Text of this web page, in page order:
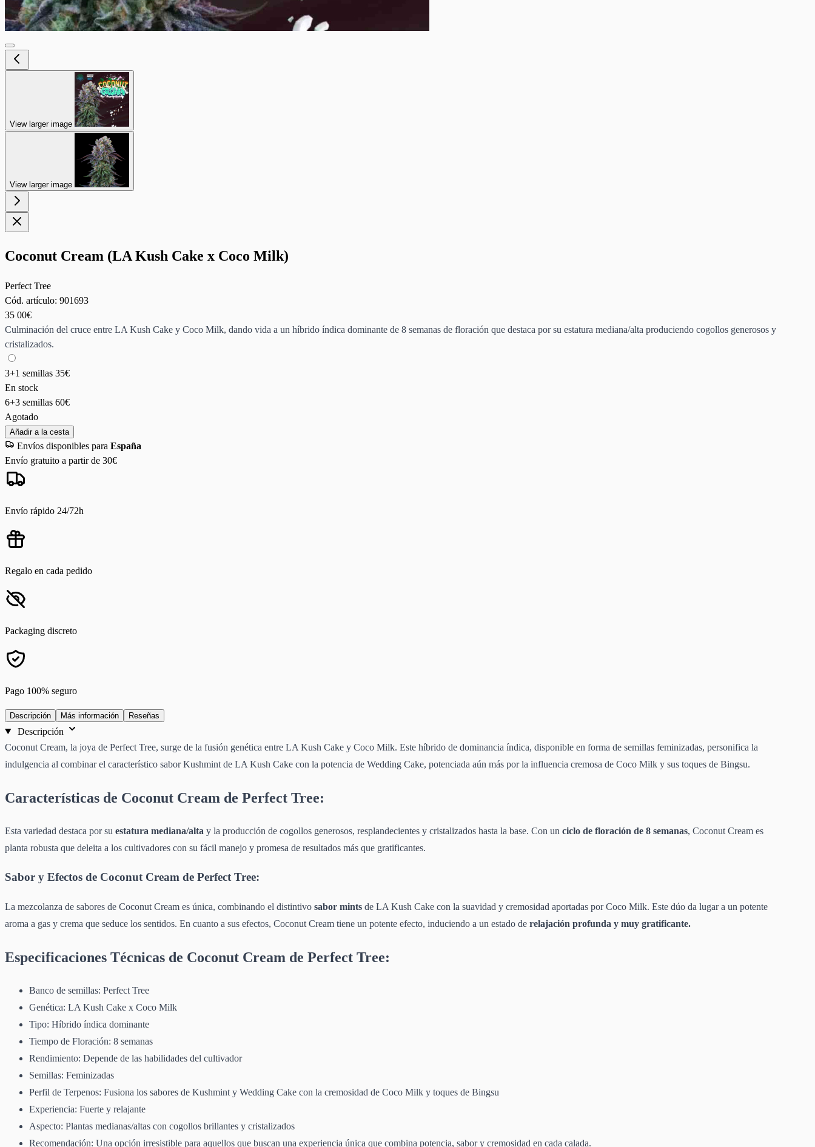
View larger image
View larger image
Coconut Cream (LA Kush Cake x Coco Milk)
Perfect Tree
Cód. artículo: 901693
35 00€
Culminación del cruce entre LA Kush Cake y Coco Milk, dando vida a un híbrido índica dominante de 8 semanas de floración que destaca por su estatura mediana/alta produciendo cogollos generosos y
cristalizados.
3+1 semillas 35€
En stock
6+3 semillas 60€
Agotado
Añadir a la cesta
Envíos disponibles para España
Envío gratuito a partir de 30€
Envío rápido 24/72h
Regalo en cada pedido
Packaging discreto
Pago 100% seguro
Descripción Más información Reseñas
Descripción
Coconut Cream, la joya de Perfect Tree, surge de la fusión genética entre LA Kush Cake y Coco Milk. Este híbrido de dominancia índica, disponible en forma de semillas feminizadas, personifica la
indulgencia al combinar el característico sabor Kushmint de LA Kush Cake con la potencia de Wedding Cake, potenciada aún más por la influencia cremosa de Coco Milk y sus toques de Bingsu.
Características de Coconut Cream de Perfect Tree:
Esta variedad destaca por su estatura mediana/alta y la producción de cogollos generosos, resplandecientes y cristalizados hasta la base. Con un ciclo de floración de 8 semanas, Coconut Cream es
planta robusta que deleita a los cultivadores con su fácil manejo y promesa de resultados más que gratificantes.
Sabor y Efectos de Coconut Cream de Perfect Tree:
La mezcolanza de sabores de Coconut Cream es única, combinando el distintivo sabor mints de LA Kush Cake con la suavidad y cremosidad aportadas por Coco Milk. Este dúo da lugar a un potente
aroma a gas y crema que seduce los sentidos. En cuanto a sus efectos, Coconut Cream tiene un potente efecto, induciendo a un estado de relajación profunda y muy gratificante.
Especificaciones Técnicas de Coconut Cream de Perfect Tree:
Banco de semillas: Perfect Tree
Genética: LA Kush Cake x Coco Milk
Tipo: Híbrido índica dominante
Tiempo de Floración: 8 semanas
Rendimiento: Depende de las habilidades del cultivador
Semillas: Feminizadas
Perfil de Terpenos: Fusiona los sabores de Kushmint y Wedding Cake con la cremosidad de Coco Milk y toques de Bingsu
Experiencia: Fuerte y relajante
Aspecto: Plantas medianas/altas con cogollos brillantes y cristalizados
Recomendación: Una opción irresistible para aquellos que buscan una experiencia única que combina potencia, sabor y cremosidad en cada calada.